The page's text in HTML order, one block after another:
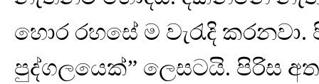
හොර රහසේ ම වැරැදි
පුද්ගලයෙක්” ලෙසටයි. පිරිස